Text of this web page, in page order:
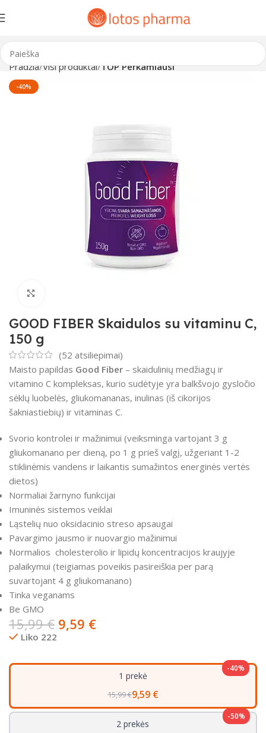
Pradžia Visi produktai TOP Perkamiausi
-40%
GOOD FIBER Skaidulos su vitaminu C,
150 g
(52 atsiliepimai)
Maisto papildas Good Fiber – skaidulinių medžiagų ir
vitamino C kompleksas, kurio sudėtyje yra balkšvojo gysločio
sėklų luobelės, gliukomananas, inulinas (iš cikorijos
šakniastiebių) ir vitaminas C.
Svorio kontrolei ir mažinimui (veiksminga vartojant 3 g
gliukomanano per dieną, po 1 g prieš valgį, užgeriant 1-2
stiklinėmis vandens ir laikantis sumažintos energinės vertės
dietos)
Normaliai žarnyno funkcijai
Imuninės sistemos veiklai
Ląstelių nuo oksidacinio streso apsaugai
Pavargimo jausmo ir nuovargio mažinimui
Normalios cholesterolio ir lipidų koncentracijos kraujyje
palaikymui (teigiamas poveikis pasireiškia per parą
suvartojant 4 g gliukomanano)
Tinka veganams
Be GMO
15,99€ 9,59 €
Liko 222
-40%
1 prekė
15,99 €9,59 €
-50%
2 prekės